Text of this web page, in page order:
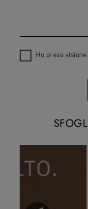
Ho preso